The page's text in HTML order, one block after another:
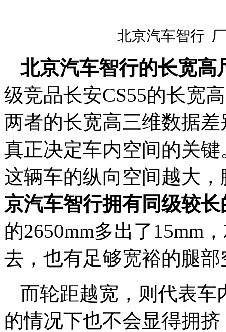
北京汽车智行
北京汽车智行的长宽高
级竞品长安CS55的长宽
两者的长宽高三维数据
真正决定车内空间的关
这辆车的纵向空间越大
京汽车智行拥有同级较长
的2650mm多出了15mm
去，也有足够宽裕的腿
而轮距越宽，则代表车
的情况下也不会显得拥挤